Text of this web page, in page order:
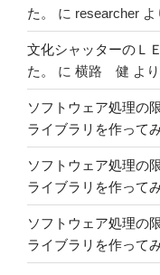
た。
に researcher よ
文化シャッターのＬ
た。
に 横路 健 より
ソフトウェア処理の
ライブラリを作ってみ
ソフトウェア処理の
ライブラリを作ってみ
ソフトウェア処理の
ライブラリを作ってみ